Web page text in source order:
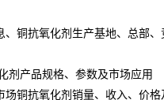
抗氧化剂生产基地、总部、
品规格、参数及市场应用
抗氧化剂销量、收入、价格